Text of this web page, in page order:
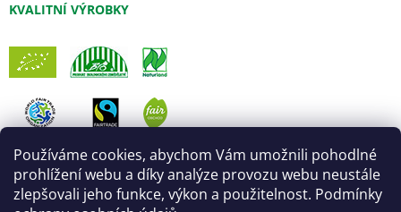
Používáme cookies, abychom Vám umožnili pohodlné
prohlížení webu a díky analýze provozu webu neustále
zlepšovali jeho funkce, výkon a použitelnost. Podmínky
KVALITNÍ VÝROBKY